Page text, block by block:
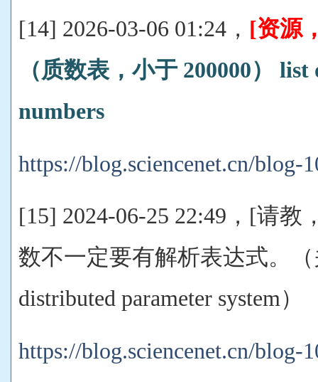
[14] 2026-03-06 01:24， [资源
（质数表，小于 200000）
numbers
https://blog.sciencenet.cn/blog-
[15] 2024-06-25 22:49，[请
数不一定要有解析表达式。
distributed parameter system）
https://blog.sciencenet.cn/blog-